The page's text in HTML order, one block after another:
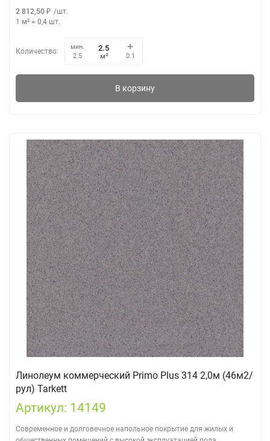
2 812,50 ₽ /шт.
1 м² = 0,4 шт.
Количество:
мин.
2.5
м² 0.1
В корзину
Линолеум коммерческий Primo Plus 314 2,0м (46м2/
рул) Tarkett
Артикул: 14149
Современное и долговечное напольное покрытие для жилых и